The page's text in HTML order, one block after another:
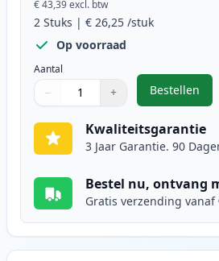
€ 43,39excl. btw
2 Stuks | € 26,25 /stuk
Op voorraad
Aantal
Gebruik de knoppen om aan te
− +
1
Bestellen
,2
Kwaliteitsgarantie
3 Jaar Garantie. 90
Bestel nu, ontvang
Gratis verzending vanaf